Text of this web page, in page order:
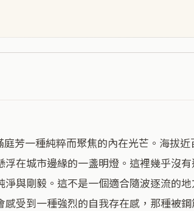
浮在城市邊緣的一盞明燈。這裡幾乎沒
與剛毅。這不是一個適合隨波逐流的
感受到一種強烈的自我存在感，那種被